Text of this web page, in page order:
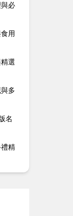
必
用
選
多
名
精